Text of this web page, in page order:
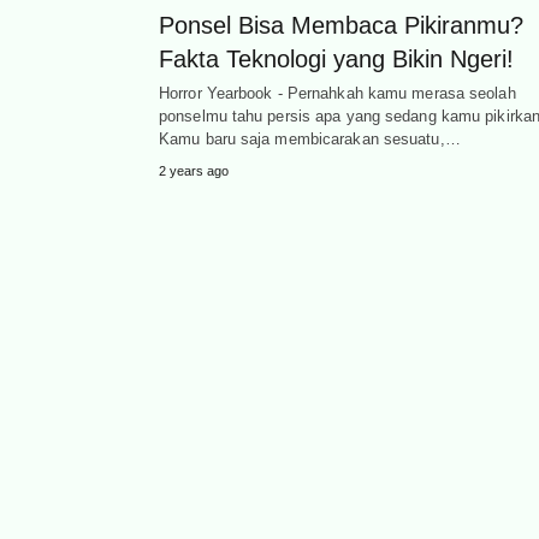
Ponsel Bisa Membaca Pikiranmu?
Fakta Teknologi yang Bikin Ngeri!
Horror Yearbook - Pernahkah kamu merasa seolah
ponselmu tahu persis apa yang sedang kamu
Kamu baru saja membicarakan sesuatu,…
2 years ago